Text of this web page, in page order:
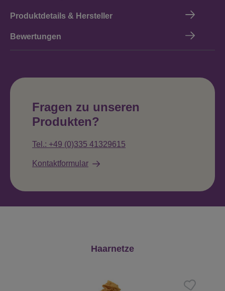
Produktdetails & Hersteller
Bewertungen
Fragen zu unseren
Produkten?
Tel.: +49 (0)335 41329615
Kontaktformular
Produktgalerie überspringen
Haarnetze